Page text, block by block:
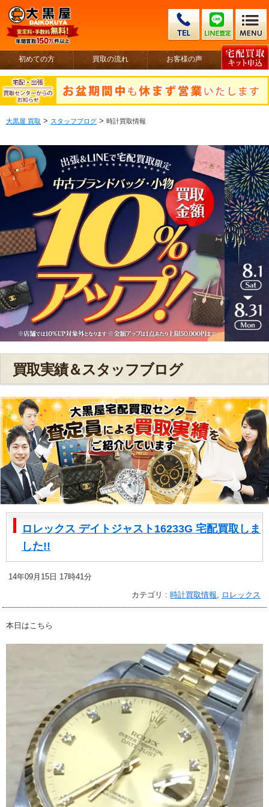
初めての方 買取の流れ お客様の声
大黒屋 買取 > スタッフブログ > 時計買取情報
買取実績＆スタッフブログ
ロレックス デイトジャスト16233G 宅配買取しま
した!!
14年09月15日 17時41分
カテゴリ : 時計買取情報, ロレックス
本日はこちら